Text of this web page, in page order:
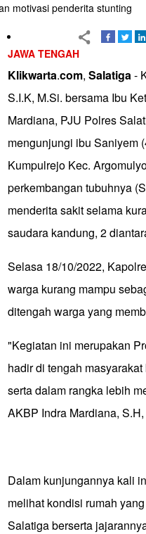
motivasi penderita stunting
JAWA TENGAH
Klikwarta.com, Salatiga-
S.I.K, M.Si. bersama Ibu
Mardiana, PJU Polres
mengunjungi ibu Saniyem
Kumpulrejo Kec.
perkembangan tubuhnya
menderita sakit selama
saudara kandung, 2
Selasa 18/10/2022,
warga kurang mampu
ditengah warga yang
"Kegiatan ini merupakan
hadir di tengah
serta dalam rangka lebih
AKBP Indra Mardiana,
Dalam kunjungannya kali
melihat kondisi rumah
Salatiga berserta